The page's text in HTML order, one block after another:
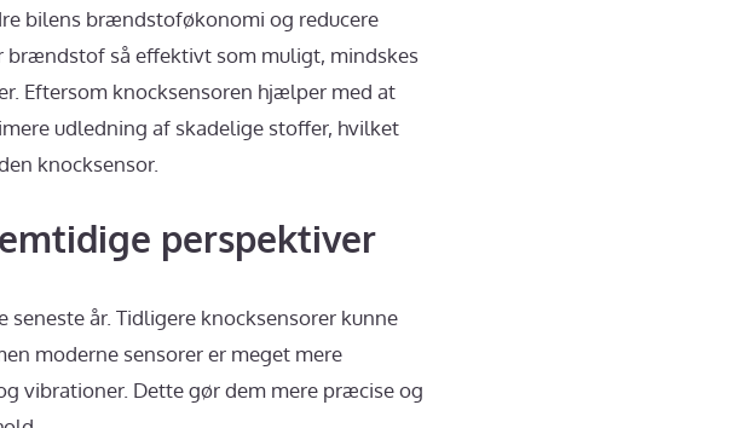
bilens brændstoføkonomi og reducere
så effektivt som muligt, mindskes
Eftersom knocksensoren hjælper med at
udledning af skadelige stoffer, hvilket
knocksensor.
perspektiver
år. Tidligere knocksensorer kunne
moderne sensorer er meget mere
vibrationer. Dette gør dem mere præcise og